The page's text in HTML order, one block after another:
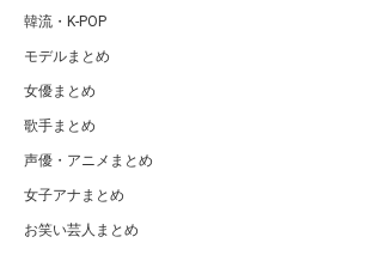
韓流・K-POP
モデルまとめ
女優まとめ
歌手まとめ
声優・アニメまとめ
女子アナまとめ
お笑い芸人まとめ